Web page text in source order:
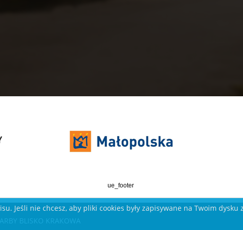
ue_footer
Jeśli nie chcesz, aby pliki cookies były zapisywane na Twoim